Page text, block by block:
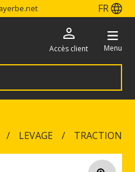
FR
Accès client Menu
LEVAGE TRACTION